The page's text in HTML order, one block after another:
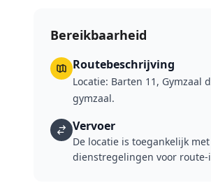
Bereikbaarheid
Routebeschrijving
Locatie: Barten 11,
gymzaal.
Vervoer
De locatie is toegankelijk
dienstregelingen voor